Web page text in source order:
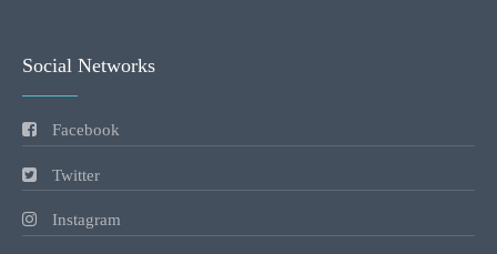
Social Networks
Facebook
Twitter
Instagram